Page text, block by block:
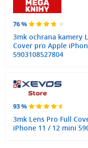
76 %
3mk ochrana kamery
Cover pro Apple
5903108527804
93 %
3mk Lens Pro Full
iPhone 11 / 12 mini